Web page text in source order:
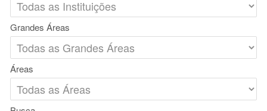
Grandes Áreas
Áreas